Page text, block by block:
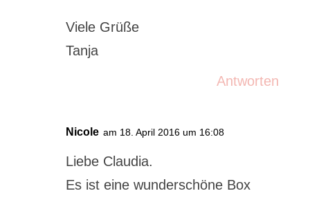
Viele Grüße
Tanja
Antworten
Nicole am 18. April 2016 um 16:08
Liebe Claudia.
Es ist eine wunderschöne Box